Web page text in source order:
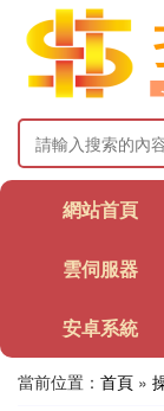
網站首頁
雲伺服器
安卓系統
當前位置： 首頁 »